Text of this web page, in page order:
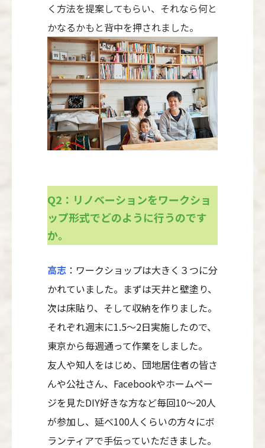
く方法を提案してもらい、それなら何と
かなるかもと背中を押されました。
Q2：リノベーションをワークショ
ップ形式でどのように行うのです
か。
高志 ：ワークショップは大きく３つに分
かれていました。まずは天井と壁塗り、
次は床貼り、そして収納を作りました。
それぞれ週末に1.5〜2日実施したので、
東京から毎週通って作業をしました。
友人や知人をはじめ、団地居住者の皆さ
んや公社さん、Facebookやホームペー
ジを見たDIY好きな方など毎回10〜20人
が参加し、延べ100人くらいの方々にボ
ランティアで手伝っていただきました。